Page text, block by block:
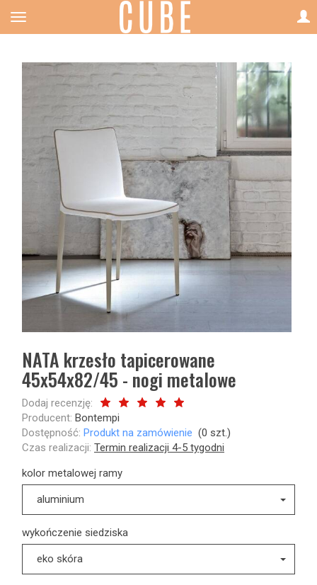
NATA krzesło tapicerowane
45x54x82/45 - nogi metalowe
Dodaj recenzję:
Producent: Bontempi
Dostępność: Produkt na zamówienie (0 szt.)
Czas realizacji: Termin realizacji 4-5 tygodni
kolor metalowej ramy
aluminium
wykończenie siedziska
eko skóra